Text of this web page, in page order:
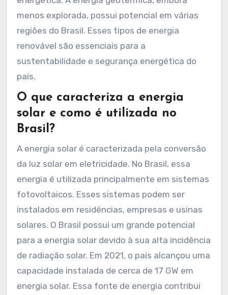
menos explorada, possui potencial em várias
regiões do Brasil. Esses tipos de energia
renovável são essenciais para a
sustentabilidade e segurança energética do
país.
O que caracteriza a energia
solar e como é utilizada no
Brasil?
A energia solar é caracterizada pela conversão
da luz solar em eletricidade. No Brasil, essa
energia é utilizada principalmente em sistemas
fotovoltaicos. Esses sistemas podem ser
instalados em residências, empresas e usinas
solares. O Brasil possui um grande potencial
para a energia solar devido à sua alta incidência
de radiação solar. Em 2021, o país alcançou uma
capacidade instalada de cerca de 17 GW em
energia solar. Essa fonte de energia contribui